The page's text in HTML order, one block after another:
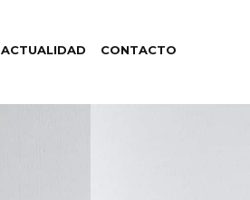
ACTUALIDAD CONTACTO